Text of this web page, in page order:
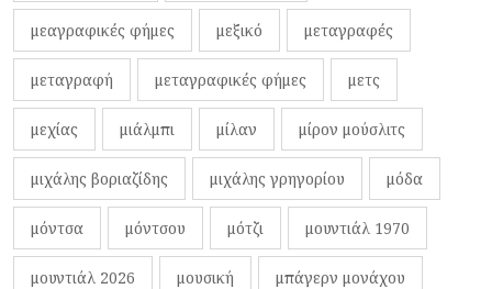
μεαγραφικές φήμες μεξικό μεταγραφές
μεταγραφή μεταγραφικές φήμες μετς
μεχίας μιάλμπι μίλαν μίρον μούσλιτς
μιχάλης βοριαζίδης μιχάλης γρηγορίου μόδα
μόντσα μόντσου μότζι μουντιάλ 1970
μουντιάλ 2026 μουσική μπάγερν μονάχου